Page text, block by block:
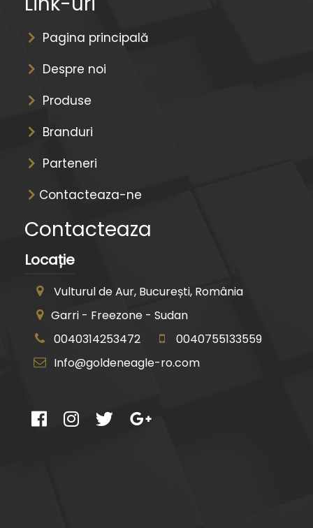
Pagina principală
Despre noi
Produse
Branduri
Parteneri
Contacteaza-ne
Contacteaza
Locație
Vulturul de Aur, București, România
Garri - Freezone - Sudan
0040314253472
0040755133559
Info@goldeneagle-ro.com